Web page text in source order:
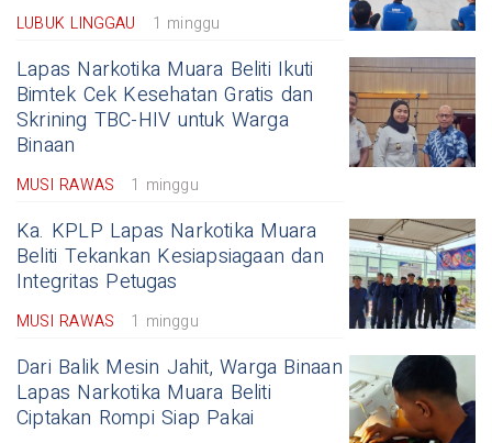
LUBUK LINGGAU 1 minggu
Lapas Narkotika Muara Beliti Ikuti
Bimtek Cek Kesehatan Gratis dan
Skrining TBC-HIV untuk Warga
Binaan
MUSI RAWAS 1 minggu
Ka. KPLP Lapas Narkotika Muara
Beliti Tekankan Kesiapsiagaan dan
Integritas Petugas
MUSI RAWAS 1 minggu
Dari Balik Mesin Jahit, Warga Binaan
Lapas Narkotika Muara Beliti
Ciptakan Rompi Siap Pakai